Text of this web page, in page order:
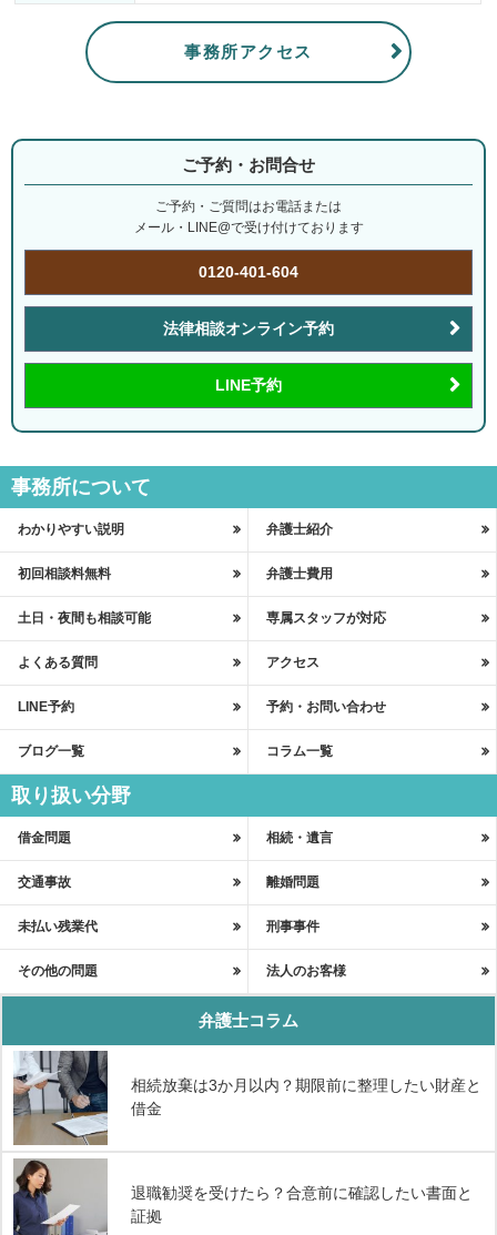
事務所アクセス
ご予約・お問合せ
ご予約・ご質問はお電話または
メール・LINE@で受け付けております
0120-401-604
法律相談オンライン予約
LINE予約
事務所について
わかりやすい説明 弁護士紹介
初回相談料無料 弁護士費用
土日・夜間も相談可能 専属スタッフが対応
よくある質問 アクセス
LINE予約 予約・お問い合わせ
ブログ一覧 コラム一覧
取り扱い分野
借金問題 相続・遺言
交通事故 離婚問題
未払い残業代 刑事事件
その他の問題 法人のお客様
弁護士コラム
相続放棄は3か月以内？期限前に整理したい財産と
借金
退職勧奨を受けたら？合意前に確認したい書面と
証拠